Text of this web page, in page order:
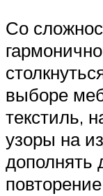
Со
выборе
текстиль,
узоры на
дополнять